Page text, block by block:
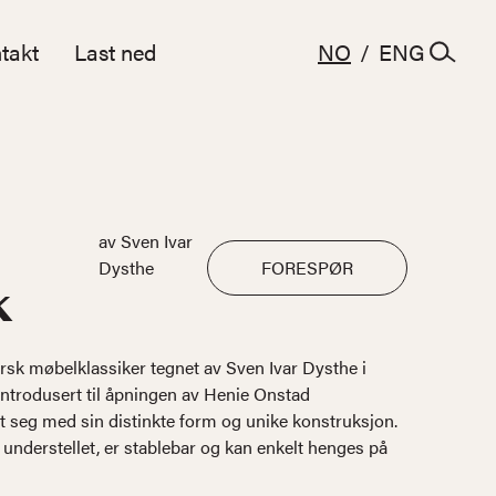
Last ned NO / ENG
av Sven Ivar
Dysthe
FORESPØR
møbelklassiker tegnet av Sven Ivar Dysthe i
til åpningen av Henie Onstad
seg med sin distinkte form og unike konstruksjon.
er stablebar og kan enkelt henges på